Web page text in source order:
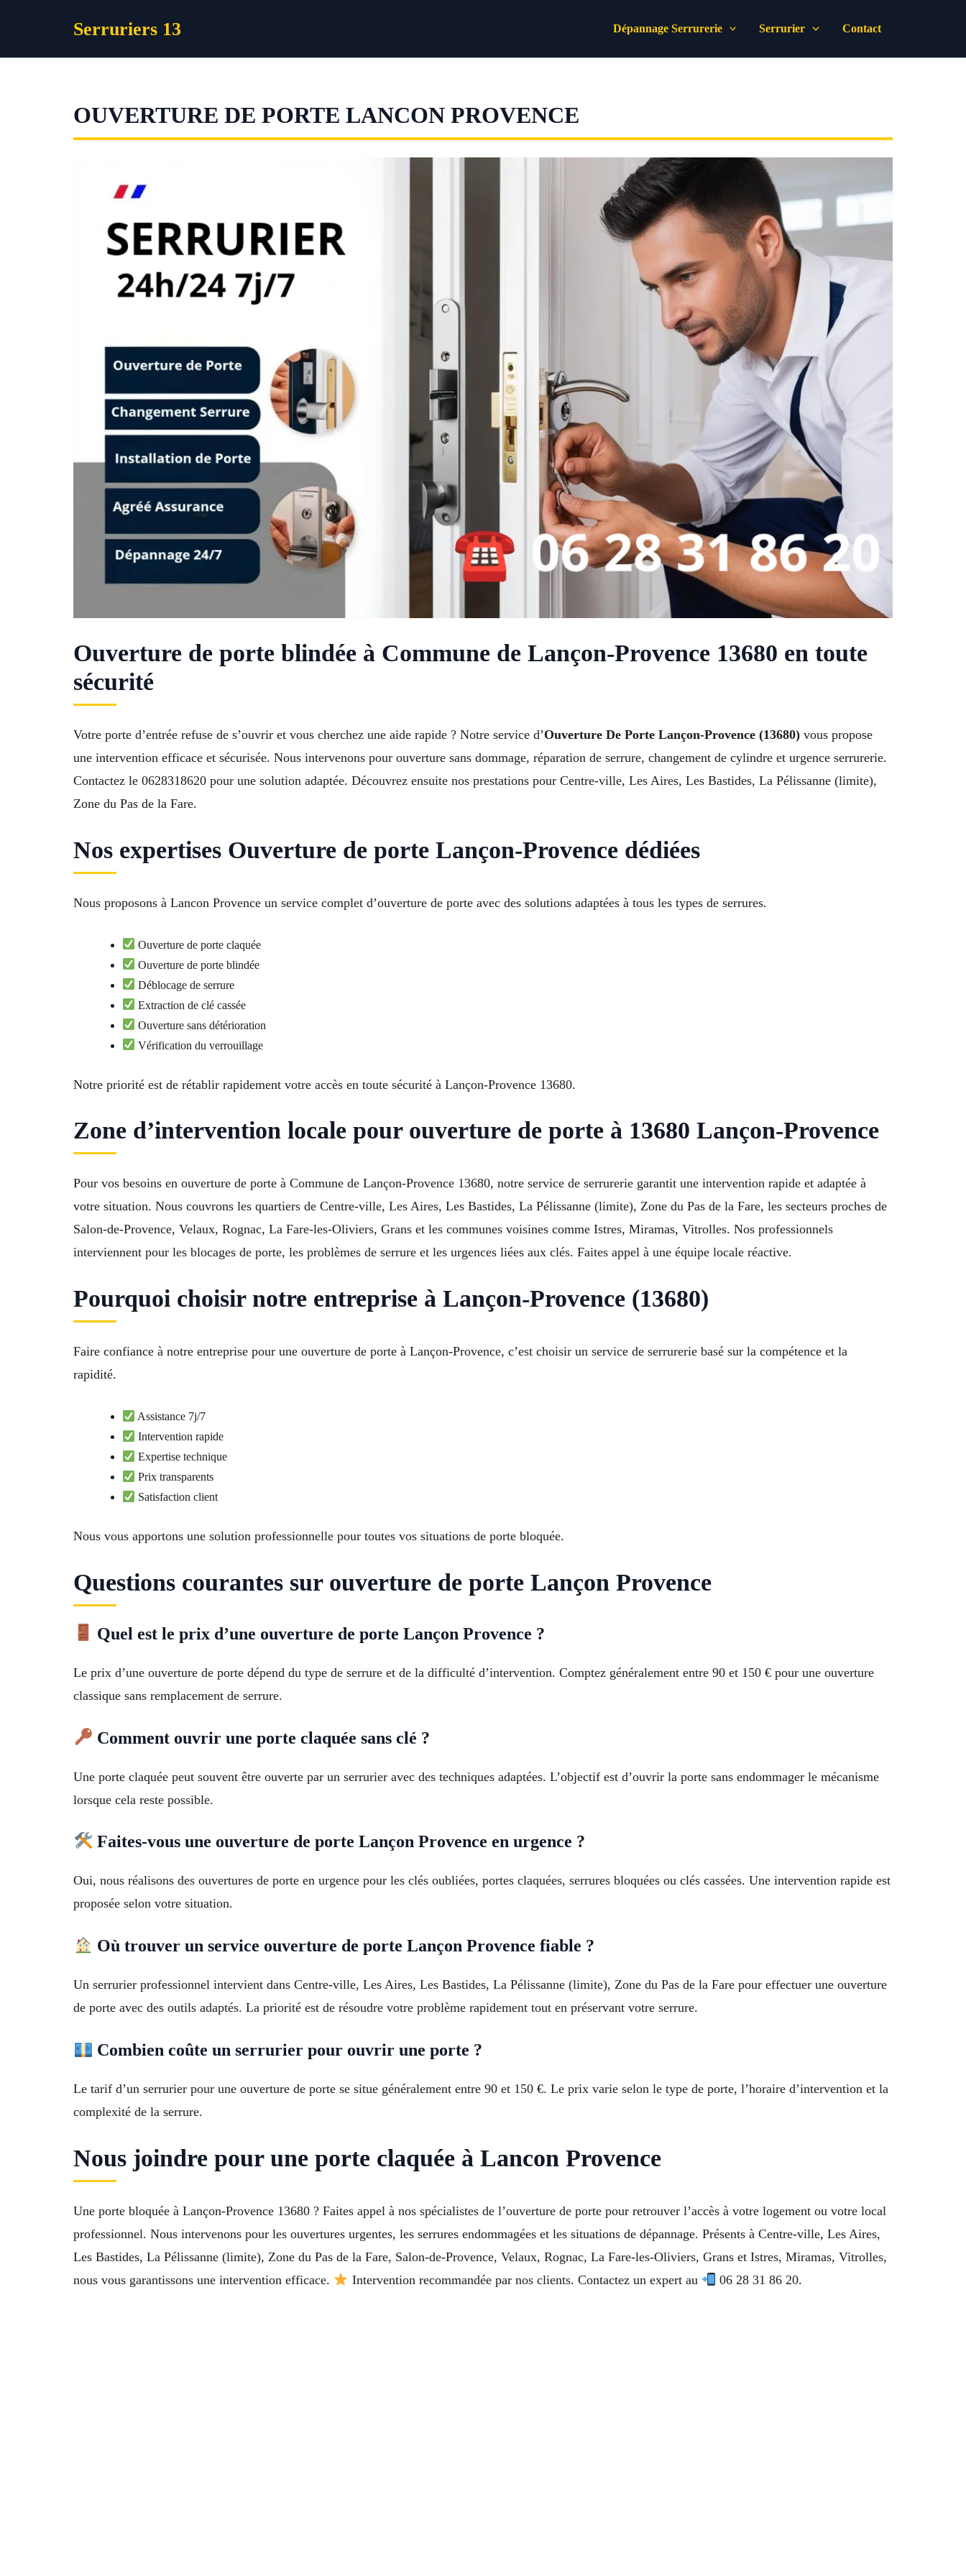
Serruriers 13 Dépannage Serrurerie Serrurier Contact
OUVERTURE DE PORTE LANCON PROVENCE
Ouverture de porte blindée à Commune de Lançon-Provence 13680 en toute
sécurité
Votre porte d’entrée refuse de s’ouvrir et vous cherchez une aide rapide ? Notre service d’Ouverture De Porte Lançon-Provence (13680) vous propose
une intervention efficace et sécurisée. Nous intervenons pour ouverture sans dommage, réparation de serrure, changement de cylindre et urgence serrurerie.
Contactez le 0628318620 pour une solution adaptée. Découvrez ensuite nos prestations pour Centre-ville, Les Aires, Les Bastides, La Pélissanne (limite),
Zone du Pas de la Fare.
Nos expertises Ouverture de porte Lançon-Provence dédiées
Nous proposons à Lancon Provence un service complet d’ouverture de porte avec des solutions adaptées à tous les types de serrures.
Ouverture de porte claquée
Ouverture de porte blindée
Déblocage de serrure
Extraction de clé cassée
Ouverture sans détérioration
Vérification du verrouillage
Notre priorité est de rétablir rapidement votre accès en toute sécurité à Lançon-Provence 13680.
Zone d’intervention locale pour ouverture de porte à 13680 Lançon-Provence
Pour vos besoins en ouverture de porte à Commune de Lançon-Provence 13680, notre service de serrurerie garantit une intervention rapide et adaptée à
votre situation. Nous couvrons les quartiers de Centre-ville, Les Aires, Les Bastides, La Pélissanne (limite), Zone du Pas de la Fare, les secteurs proches de
Salon-de-Provence, Velaux, Rognac, La Fare-les-Oliviers, Grans et les communes voisines comme Istres, Miramas, Vitrolles. Nos professionnels
interviennent pour les blocages de porte, les problèmes de serrure et les urgences liées aux clés. Faites appel à une équipe locale réactive.
Pourquoi choisir notre entreprise à Lançon-Provence (13680)
Faire confiance à notre entreprise pour une ouverture de porte à Lançon-Provence, c’est choisir un service de serrurerie basé sur la compétence et la
rapidité.
Assistance 7j/7
Intervention rapide
Expertise technique
Prix transparents
Satisfaction client
Nous vous apportons une solution professionnelle pour toutes vos situations de porte bloquée.
Questions courantes sur ouverture de porte Lançon Provence
Quel est le prix d’une ouverture de porte Lançon Provence ?
Le prix d’une ouverture de porte dépend du type de serrure et de la difficulté d’intervention. Comptez généralement entre 90 et 150 € pour une ouverture
classique sans remplacement de serrure.
Comment ouvrir une porte claquée sans clé ?
Une porte claquée peut souvent être ouverte par un serrurier avec des techniques adaptées. L’objectif est d’ouvrir la porte sans endommager le mécanisme
lorsque cela reste possible.
Faites-vous une ouverture de porte Lançon Provence en urgence ?
Oui, nous réalisons des ouvertures de porte en urgence pour les clés oubliées, portes claquées, serrures bloquées ou clés cassées. Une intervention rapide est
proposée selon votre situation.
Où trouver un service ouverture de porte Lançon Provence fiable ?
Un serrurier professionnel intervient dans Centre-ville, Les Aires, Les Bastides, La Pélissanne (limite), Zone du Pas de la Fare pour effectuer une ouverture
de porte avec des outils adaptés. La priorité est de résoudre votre problème rapidement tout en préservant votre serrure.
Combien coûte un serrurier pour ouvrir une porte ?
Le tarif d’un serrurier pour une ouverture de porte se situe généralement entre 90 et 150 €. Le prix varie selon le type de porte, l’horaire d’intervention et la
complexité de la serrure.
Nous joindre pour une porte claquée à Lancon Provence
Une porte bloquée à Lançon-Provence 13680 ? Faites appel à nos spécialistes de l’ouverture de porte pour retrouver l’accès à votre logement ou votre local
professionnel. Nous intervenons pour les ouvertures urgentes, les serrures endommagées et les situations de dépannage. Présents à Centre-ville, Les Aires,
Les Bastides, La Pélissanne (limite), Zone du Pas de la Fare, Salon-de-Provence, Velaux, Rognac, La Fare-les-Oliviers, Grans et Istres, Miramas, Vitrolles,
nous vous garantissons une intervention efficace.
Intervention recommandée par nos clients. Contactez un expert au 06 28 31 86 20.